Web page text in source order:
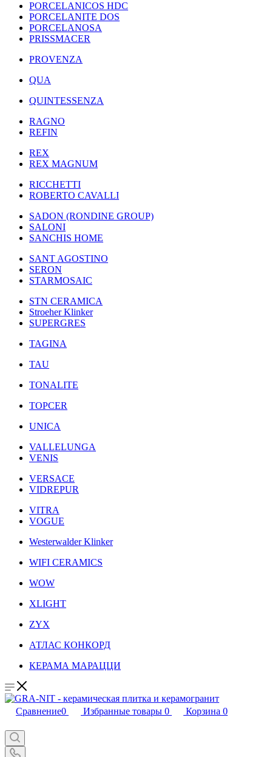
PORCELANICOS HDC
PORCELANITE DOS
PORCELANOSA
PRISSMACER
PROVENZA
QUA
QUINTESSENZA
RAGNO
REFIN
REX
REX MAGNUM
RICCHETTI
ROBERTO CAVALLI
SADON (RONDINE GROUP)
SALONI
SANCHIS HOME
SANT AGOSTINO
SERON
STARMOSAIC
STN CERAMICA
Stroeher Klinker
SUPERGRES
TAGINA
TAU
TONALITE
TOPCER
UNICA
VALLELUNGA
VENIS
VERSACE
VIDREPUR
VITRA
VOGUE
Westerwalder Klinker
WIFI CERAMICS
WOW
XLIGHT
ZYX
АТЛАС КОНКОРД
КЕРАМА МАРАЦЦИ
Сравнение0 Избранные товары 0 Корзина 0